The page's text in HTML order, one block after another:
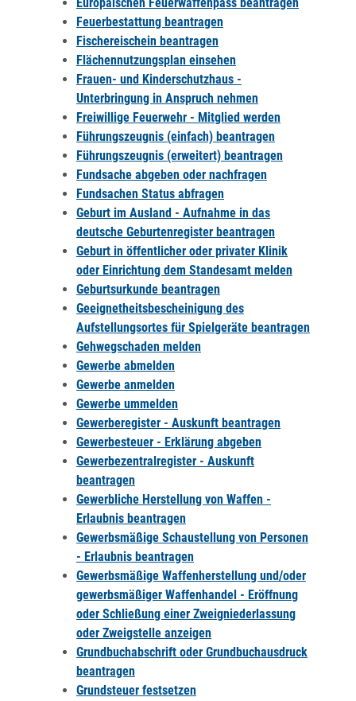
Feuerbestattung beantragen
Fischereischein beantragen
Flächennutzungsplan einsehen
Frauen- und Kinderschutzhaus -
Unterbringung in Anspruch nehmen
Freiwillige Feuerwehr - Mitglied werden
Führungszeugnis (einfach) beantragen
Führungszeugnis (erweitert) beantragen
Fundsache abgeben oder nachfragen
Fundsachen Status abfragen
Geburt im Ausland - Aufnahme in das
deutsche Geburtenregister beantragen
Geburt in öffentlicher oder privater Klinik
oder Einrichtung dem Standesamt melden
Geburtsurkunde beantragen
Geeignetheitsbescheinigung des
Aufstellungsortes für Spielgeräte beantragen
Gehwegschaden melden
Gewerbe abmelden
Gewerbe anmelden
Gewerbe ummelden
Gewerberegister - Auskunft beantragen
Gewerbesteuer - Erklärung abgeben
Gewerbezentralregister - Auskunft
beantragen
Gewerbliche Herstellung von Waffen -
Erlaubnis beantragen
Gewerbsmäßige Schaustellung von Personen
- Erlaubnis beantragen
Gewerbsmäßige Waffenherstellung und/oder
gewerbsmäßiger Waffenhandel - Eröffnung
oder Schließung einer Zweigniederlassung
oder Zweigstelle anzeigen
Grundbuchabschrift oder Grundbuchausdruck
beantragen
Grundsteuer festsetzen